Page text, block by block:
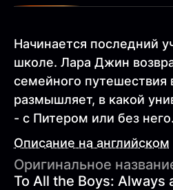
Начинается последний
школе. Лара Джин
семейного путешествия
размышляет, в какой
- с Питером или без него.
Описание на английском
Оригинальное
To All the Boys: Always